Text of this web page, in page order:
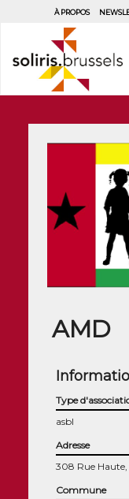
À PROPOS
AMD
Type
asbl
Adresse
308 Rue
Commune